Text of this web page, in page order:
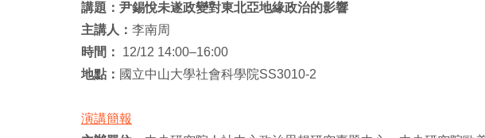
講題：尹錫悅未遂政變對東北亞地緣政治的影響
主講人： 李南周
時間：
12/12 14:00–16:00
地點： 國立中山大學社會科學院SS3010-2
演講簡報